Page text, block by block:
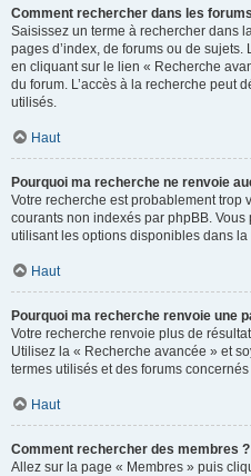
Comment rechercher dans les
Saisissez un terme à rechercher dans
pages d’index, de forums ou de
en cliquant sur le lien « Recherche
du forum. L’accès à la recherche peut
utilisés.
Haut
Pourquoi ma recherche ne renvoie
Votre recherche est probablement trop
courants non indexés par phpBB.
utilisant les options disponibles dans
Haut
Pourquoi ma recherche renvoie une
Votre recherche renvoie plus de
Utilisez la « Recherche avancée » et
termes utilisés et des forums
Haut
Comment rechercher des membres ?
Allez sur la page « Membres » puis